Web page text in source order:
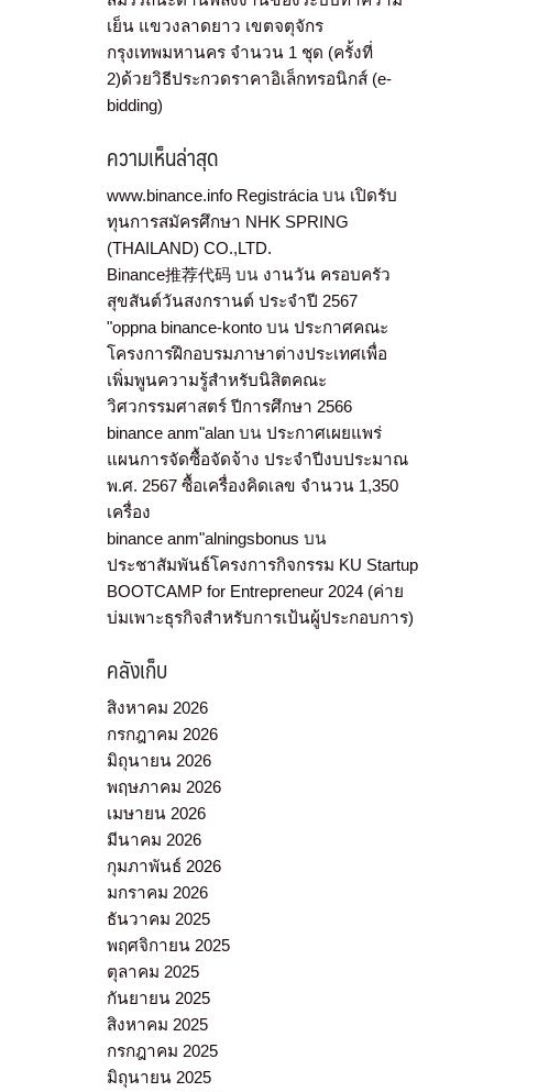
เย็น แขวงลาดยาว เขตจตุจักร
กรุงเทพมหานคร จำนวน 1 ชุด (ครั้งที่
2)ด้วยวิธีประกวดราคาอิเล็กทรอนิกส์ (e-
bidding)
ความเห็นล่าสุด
www.binance.info Registrácia บน เปิดรับ
ทุนการสมัครศึกษา NHK SPRING
(THAILAND) CO.,LTD.
Binance推荐代码 บน งานวัน ครอบครัว
สุขสันต์วันสงกรานต์ ประจำปี 2567
"oppna binance-konto บนประกาศคณะ
โครงการฝึกอบรมภาษาต่างประเทศเพื่อ
เพิ่มพูนความรู้สำหรับนิสิตคณะ
วิศวกรรมศาสตร์ ปีการศึกษา 2566
binance anm"alan บนประกาศเผยแพร่
แผนการจัดซื้อจัดจ้าง ประจำปีงบประมาณ
พ.ศ. 2567 ซื้อเครื่องคิดเลข จำนวน 1,350
เครื่อง
binance anm"alningsbonus บน
ประชาสัมพันธ์โครงการกิจกรรม KU Startup
BOOTCAMP for Entrepreneur 2024 (ค่าย
บ่มเพาะธุรกิจสำหรับการเป้นผู้ประกอบการ)
คลังเก็บ
สิงหาคม 2026
กรกฎาคม 2026
มิถุนายน 2026
พฤษภาคม 2026
เมษายน 2026
มีนาคม 2026
กุมภาพันธ์ 2026
มกราคม 2026
ธันวาคม 2025
พฤศจิกายน 2025
ตุลาคม 2025
กันยายน 2025
สิงหาคม 2025
กรกฎาคม 2025
มิถุนายน 2025